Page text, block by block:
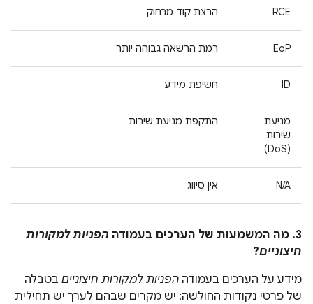
RCE הרצת קוד מרחוק
EoP רמת הרשאה גבוהה יותר
ID חשיפת מידע
מניעת
שירות
(DoS)
התקפת מניעת שירות
N/A אין סיווג
3. מה המשמעות של הערכים בעמודה
הפניות למקורות
חיצוניים?
מידע על הערכים בעמודה הפניות למקורות חיצוניים בטבלה
של פרטי נקודות החולשה: יש מקרים שבהם לערך יש תחילית